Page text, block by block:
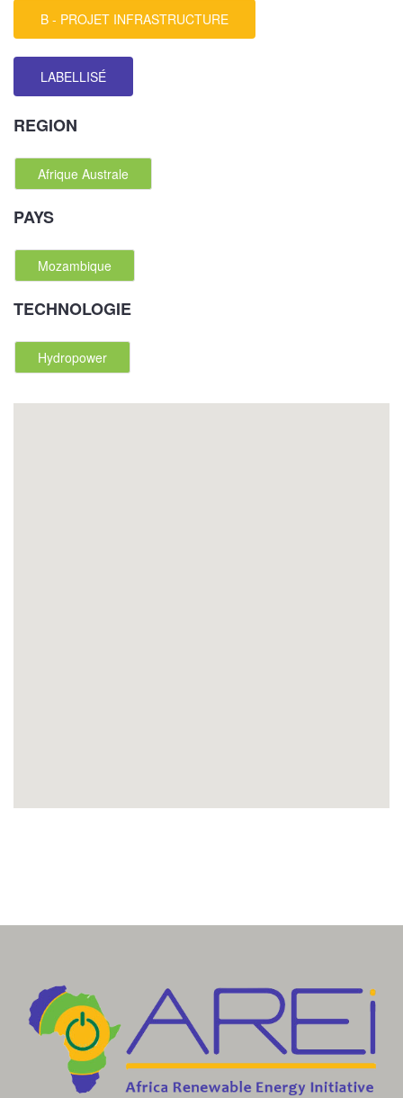
B - PROJET INFRASTRUCTURE
LABELLISÉ
REGION
Afrique Australe
PAYS
Mozambique
TECHNOLOGIE
Hydropower